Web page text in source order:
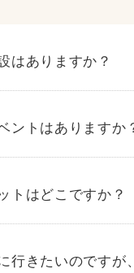
はありますか？
ントはありますか
トはどこですか？
行きたいのですが